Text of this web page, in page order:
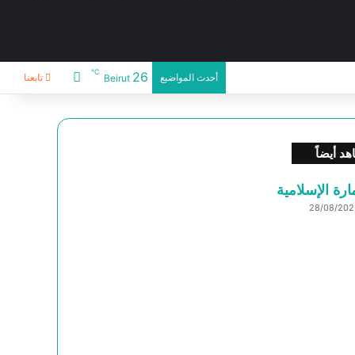
أحدث المواضيع Beirut 26
℃ تابعنا
أيضاً
الإسلامية
28/08/